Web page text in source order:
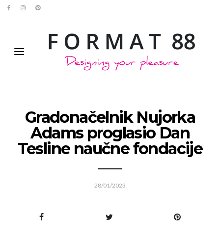
Gradonačelnik Nujorka
Adams proglasio Dan
Tesline naučne fondacije
28/01/2023